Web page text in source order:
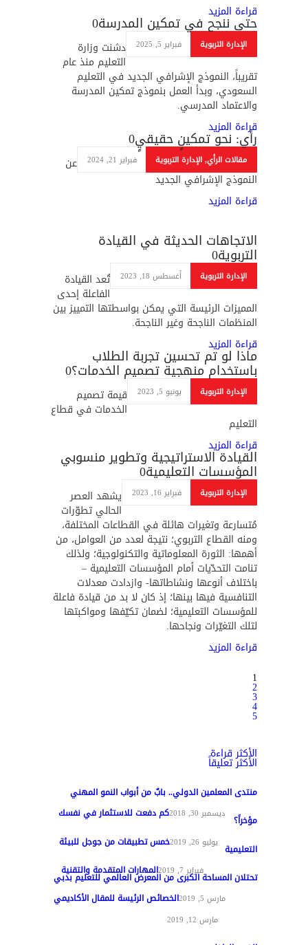
قراءة المزيد
حتى ننجح في تمكين المدرسة0
الإدارة التربوية فبراير 5, 2025 دشنت وزارة
التعليم منذ عام
تقريباً، النموذج الإشرافي الجديد في التعليم
السعودي، وبدأ العمل بنموذج تمكين المدرسة
والاعتماد المدرسي.
قراءة المزيد
رأي: نحو تمكينٍ حقيقيٍ0
مقالات الرأي,الإدارة التربوية فبراير 21, 2024
عن
النموذج الإشرافي الجديد
قراءة المزيد
الاتجاهات الحديثة في القيادة
التربوية0
الإدارة التربوية أغسطس 18, 2023 تُعد القيادة
الفاعلة إحدى
المميزات الرئيسة التي يمكن بواسطتها التمييز بين
المنظمات الناجحة وغير الناجحة.
قراءة المزيد
ماذا لو تم تحسين تجربة الطلاب
باستخدام منهجية تصميم الخدمات؟0
الإدارة التربوية يونيو 5, 2023 قيمة تصميم
الخدمات في قطاع
التعليم
قراءة المزيد
القيادة الاستراتيجية وتطوير منسوبي
المؤسسات التعليمية0
الإدارة التربوية فبراير 16, 2023 يشهد العصر
الحالي تطوّرات
مُتسارعة وتغيرات هائلة في القطاعات المختلفة،
ومنه القطاع التربوي؛ نتيجة لعدد من العوامل، من
أهمها: الثورة المعلوماتية والتكنولوجية؛ ولذلك
تنامت التحدّيات أمام المؤسسات التعليمية –
باختلاف أنوعها ونشاطاتها- وازدادت معدلات
التنافسية فيها بينها؛ إذ كان لا بد من قيادة فاعلة
للمؤسسات التعليمية؛ لضمان تكيّفها ومواكبتها
لتلك التغيّرات ونجاحها.
قراءة المزيد
1
2
3
4
5
الأكثر قراءة
الأكثر تعليقاً
منتدى المعلمين الدولي.. بابٌ من أبواب النمو المهني
تغطيات ديسمبر 30, 2018 كم دفعت للاستثمار في نفسك مؤخراً؟
مواد عامة يوليو 26, 2019 خمس تطبيقات من جوجل للبيئة التعليمية
تقنيات التعليم فبراير 7, 2019 المهارات المتقدمة والتقنية
تحتلان المساحة الكبرى من المعرض العالمي للتعليم بدبي
مارس 5, 2019 الخصائص الرئيسة للمقال الأكاديمي
مارس 12, 2019